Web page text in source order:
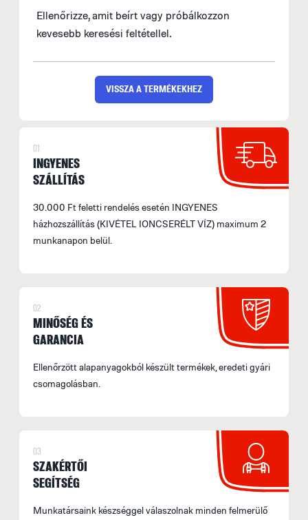
Ellenőrizze, amit beírt vagy próbálkozzon
kevesebb keresési feltétellel.
VISSZA A TERMÉKEKHEZ
01
INGYENES
SZÁLLÍTÁS
30.000 Ft feletti rendelés esetén INGYENES
házhozszállítás (KIVÉTEL IONCSERÉLT VÍZ) maximum 2
munkanapon belül.
02
MINŐSÉG ÉS
GARANCIA
Ellenőrzött alapanyagokból készült termékek, eredeti gyári
csomagolásban.
03
SZAKÉRTŐI
SEGÍTSÉG
Munkatársaink készséggel válaszolnak minden felmerülő